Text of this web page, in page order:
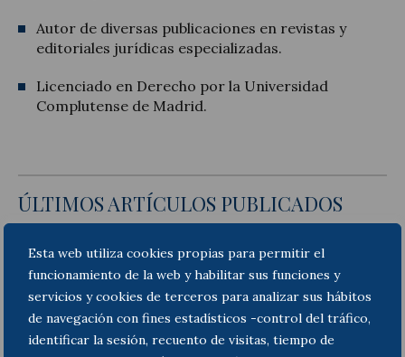
Esta web utiliza cookies propias para permitir el
funcionamiento de la web y habilitar sus funciones y
servicios y cookies de terceros para analizar sus hábitos
de navegación con fines estadísticos -control del tráfico,
identificar la sesión, recuento de visitas, tiempo de
Autor de diversas publicaciones en revistas y
editoriales jurídicas especializadas.
Licenciado en Derecho por la Universidad
Complutense de Madrid.
ÚLTIMOS ARTÍCULOS PUBLICADOS